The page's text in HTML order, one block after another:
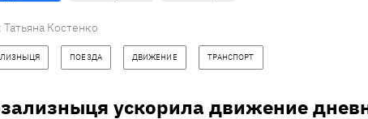
Татьяна Костенко
ПОЕЗДА ДВИЖЕНИЕ ТРАНСПОРТ
ускорила движение